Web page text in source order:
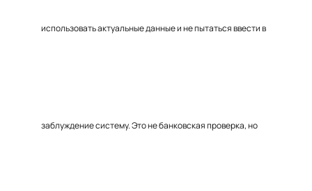
использовать актуальные данные и не пытаться ввести в
заблуждение систему. Это не банковская проверка, но